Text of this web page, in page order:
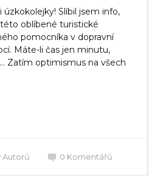
Slíbil jsem info,
oblíbené turistické
pomocníka v dopravní
Máte-li čas jen minutu,
Zatím optimismus na všech
Autorů 0 Komentářů